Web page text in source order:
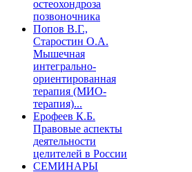
остеохондроза
позвоночника
Попов В.Г.,
Старостин О.А.
Мышечная
интегрально-
ориентированная
терапия (МИО-
терапия)...
Ерофеев К.Б.
Правовые аспекты
деятельности
целителей в России
СЕМИНАРЫ